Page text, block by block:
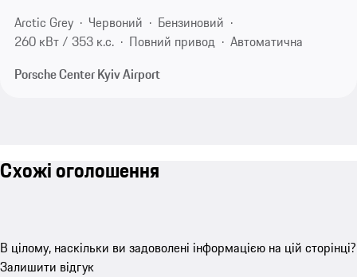
Arctic Grey
Червоний
Бензиновий
260 кВт / 353 к.с.
Повний привод
Автоматична
Porsche Center Kyiv Airport
Схожі оголошення
В цілому, наскільки ви задоволені інформацією на цій сторінці?
Залишити відгук